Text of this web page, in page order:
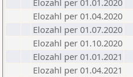
Elozahl per 01.01.2020
Elozahl per 01.04.2020
Elozahl per 01.07.2020
Elozahl per 01.10.2020
Elozahl per 01.01.2021
Elozahl per 01.04.2021